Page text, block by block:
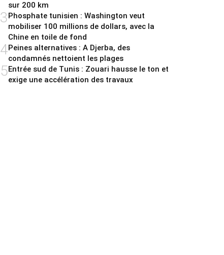
sur 200 km
3Phosphate tunisien : Washington veut
mobiliser 100 millions de dollars, avec la
Chine en toile de fond
4Peines alternatives : A Djerba, des
condamnés nettoient les plages
5Entrée sud de Tunis : Zouari hausse le ton et
exige une accélération des travaux